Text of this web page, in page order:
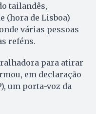
tailandês,
(hora de Lisboa)
várias pessoas
reféns.
para atirar
em declaração
um porta-voz da